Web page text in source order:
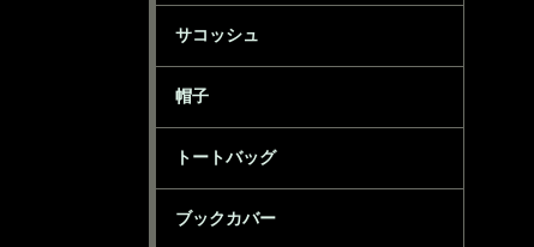
サコッシュ
帽子
トートバッグ
ブックカバー